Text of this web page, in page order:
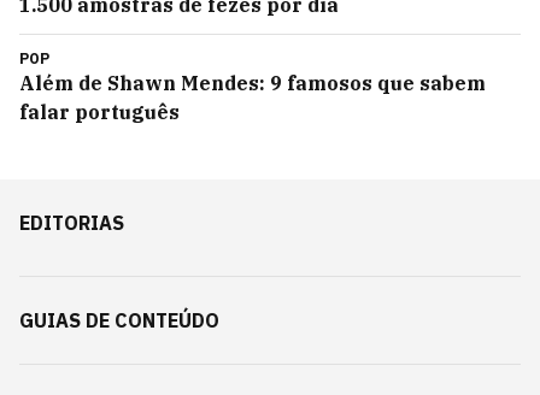
1.500 amostras de fezes por dia
POP
Além de Shawn Mendes: 9 famosos que sabem
falar português
EDITORIAS
GUIAS DE CONTEÚDO